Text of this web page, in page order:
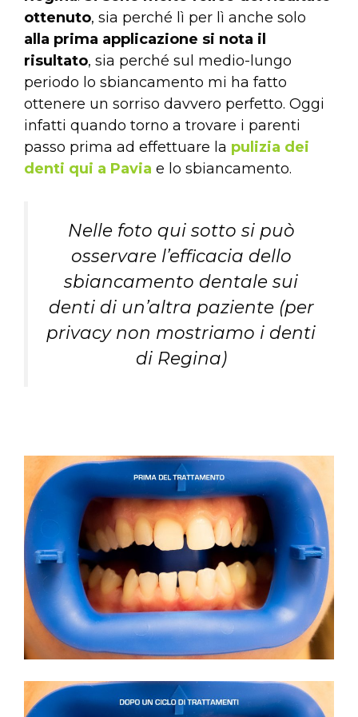
ottenuto, sia perché lì per lì anche solo
alla prima applicazione si nota il
risultato, sia perché sul medio-lungo
periodo lo sbiancamento mi ha fatto
ottenere un sorriso davvero perfetto. Oggi
infatti quando torno a trovare i parenti
passo prima ad effettuare la pulizia dei
denti qui a Pavia e lo sbiancamento.
Nelle foto qui sotto si può
osservare l’efficacia dello
sbiancamento dentale sui
denti di un’altra paziente (per
privacy non mostriamo i denti
di Regina)